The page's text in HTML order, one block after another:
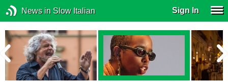
News in Slow Italian Sign In